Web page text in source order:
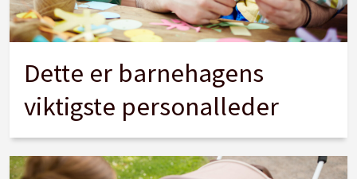
Dette er barnehagens
viktigste personalleder